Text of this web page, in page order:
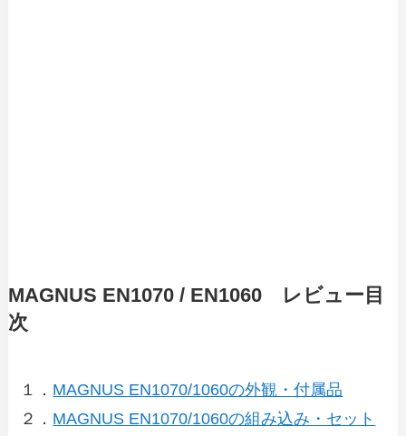
MAGNUS EN1070 / EN1060 レビュー目
次
１． MAGNUS EN1070/1060の外観・付属品
２． MAGNUS EN1070/1060の組み込み・セット